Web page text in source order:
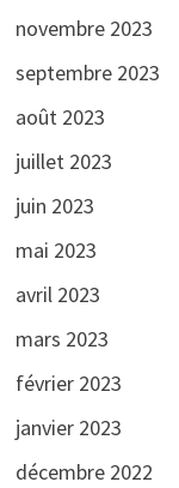
novembre 2023
septembre 2023
août 2023
juillet 2023
juin 2023
mai 2023
avril 2023
mars 2023
février 2023
janvier 2023
décembre 2022